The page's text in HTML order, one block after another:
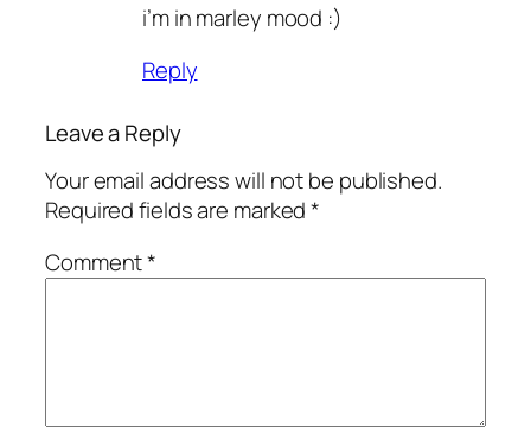
i’m in marley mood :)
Reply
Leave a Reply
Your email address will not be published.
Required fields are marked*
Comment*